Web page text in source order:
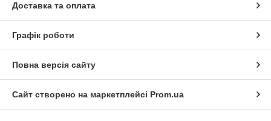
Доставка та оплата
Графік роботи
Повна версія сайту
Сайт створено на маркетплейсі Prom.ua